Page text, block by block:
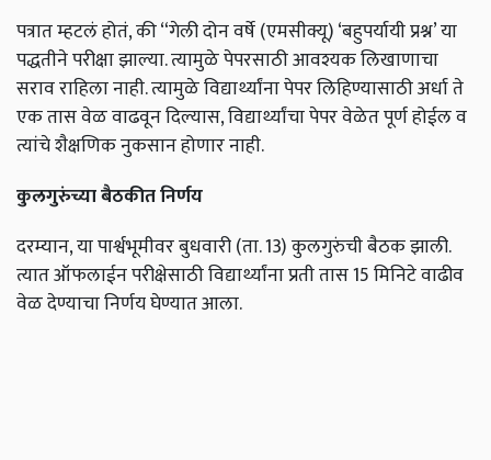
पत्रात म्हटलं होतं, की “गेली दोन वर्षे (एमसीक्यू) ‘बहुपर्यायी प्रश्न’ या
पद्धतीने परीक्षा झाल्या. त्यामुळे पेपरसाठी आवश्यक लिखाणाचा
सराव राहिला नाही. त्यामुळे विद्यार्थ्यांना पेपर लिहिण्यासाठी अर्धा ते
एक तास वेळ वाढवून दिल्यास, विद्यार्थ्यांचा पेपर वेळेत पूर्ण होईल व
त्यांचे शैक्षणिक नुकसान होणार नाही.
कुलगुरुंच्या बैठकीत निर्णय
दरम्यान, या पार्श्वभूमीवर बुधवारी (ता. 13) कुलगुरुंची बैठक झाली.
त्यात ऑफलाईन परीक्षेसाठी विद्यार्थ्यांना प्रती तास 15 मिनिटे वाढीव
वेळ देण्याचा निर्णय घेण्यात आला.